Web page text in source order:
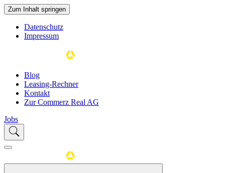
Zum Inhalt springen
Datenschutz
Impressum
Blog
Leasing-Rechner
Kontakt
Zur Commerz Real AG
Jobs